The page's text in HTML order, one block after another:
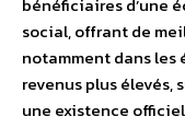
social, offrant de
notamment dans les
revenus plus élevés,
une existence